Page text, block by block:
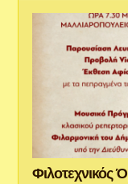
Φιλοτεχνικός